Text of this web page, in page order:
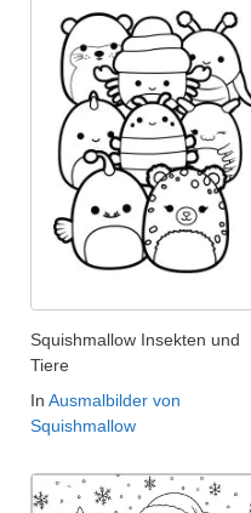
Squishmallow Insekten und
Tiere
In Ausmalbilder von
Squishmallow